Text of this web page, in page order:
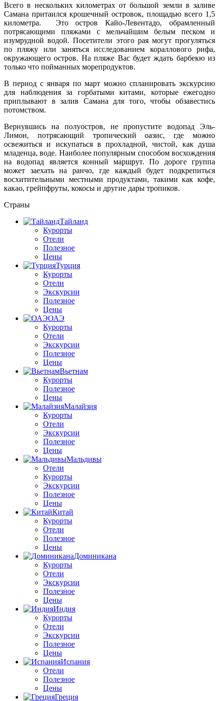
Всего в нескольких километрах от большой земли в заливе
Самана притаился крошечный островок, площадью всего 1,5
километра. Это остров Кайо-Левентадо, обрамленный
потрясающими пляжами с мельчайшим белым песком и
изумрудной водой. Посетители этого рая могут прогуляться
по пляжу или заняться исследованием кораллового рифа,
окружающего остров. На пляже Вас будет ждать барбекю из
только что пойманных морепродуктов.
В период с января по март можно спланировать экскурсию
для наблюдения за горбатыми китами, которые ежегодно
приплывают в залив Самана для того, чтобы обзавестись
потомством.
Вернувшись на полуостров, не пропустите водопад Эль-
Лимон, потрясающий тропический оазис, где можно
освежиться и искупаться в прохладной, чистой, как душа
младенца, воде. Наиболее популярным способом восхождения
на водопад является конный маршрут. По дороге группа
может заехать на ранчо, где каждый будет подкрепиться
восхитительными местными продуктами, такими как кофе,
какао, грейпфруты, кокосы и другие дары тропиков.
Страны
Тайланд
Курорты
Отели
Полезное
Цены
Турция
Курорты
Отели
Экскурсии
Полезное
Цены
ОАЭ
Курорты
Отели
Экскурсии
Полезное
Цены
Вьетнам
Курорты
Полезное
Цены
Малайзия
Курорты
Отели
Экскурсии
Полезное
Цены
Мальдивы
Отели
Курорты
Экскурсии
Полезное
Цены
Китай
Курорты
Отели
Полезное
Цены
Доминикана
Курорты
Отели
Экскурсии
Полезное
Цены
Индия
Курорты
Отели
Экскурсии
Полезное
Цены
Испания
Отели
Полезное
Цены
Греция